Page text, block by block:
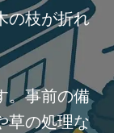
の枝が折れ
。事前の備
草の処理な